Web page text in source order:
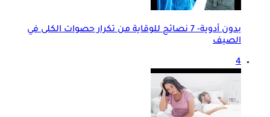
بدون أدوية- 7 نصائح للوقاية من تكرار حصوات الكلى في
الصيف
4